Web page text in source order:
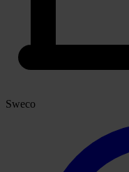
Sweco